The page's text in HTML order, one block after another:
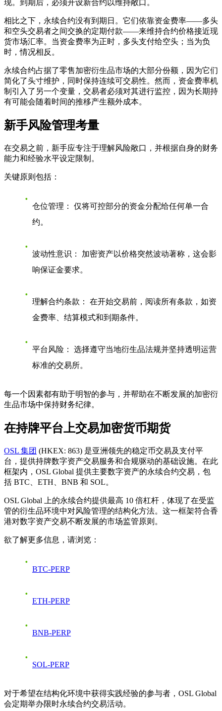
现。到期后，必须开设新合约以维持敞口。
相比之下，永续合约没有到期日。它们依靠资金费率——多头
和空头交易者之间交换的定期付款——来维持合约价格接近现
货市场汇率。当资金费率为正时，多头支付给空头；当为负
时，情况相反。
永续合约占据了零售加密衍生品市场的大部分份额，因为它们
简化了头寸维护，同时保持连续可交易性。然而，资金费率机
制引入了另一个变量，交易者必须对其进行监控，因为长期持
有可能会随着时间的推移产生额外成本。
新手风险管理考量
在交易之前，新手应专注于理解风险敞口，并根据自身的财务
能力和经验水平设定限制。
关键原则包括：
仓位管理：
仅将可控部分的资金分配给任何单一合
约。
波动性意识：
加密资产以价格突然波动著称，这会影
响保证金要求。
理解合约条款：
在开始交易前，阅读所有条款，如资
金费率、结算模式和到期条件。
平台风险：
选择遵守当地衍生品法规并坚持透明运营
标准的交易所。
每一个因素都有助于明智的参与，并帮助在不断发展的加密衍
生品市场中保持财务纪律。
在持牌平台上交易加密货币期货
OSL 集团 (HKEX: 863) 是亚洲领先的稳定币交易及支付平
台，提供持牌数字资产交易服务和合规驱动的基础设施。在此
框架内，OSL Global 提供主要数字资产的永续合约交易，包
括 BTC、ETH、BNB 和 SOL。
OSL Global 上的永续合约提供最高 10 倍杠杆，体现了在受监
管的衍生品环境中对风险管理的结构化方法。这一框架符合香
港对数字资产交易不断发展的市场监管原则。
欲了解更多信息，请浏览：
BTC-PERP
ETH-PERP
BNB-PERP
SOL-PERP
对于希望在结构化环境中获得实践经验的参与者，OSL Global
会定期举办限时永续合约交易活动。